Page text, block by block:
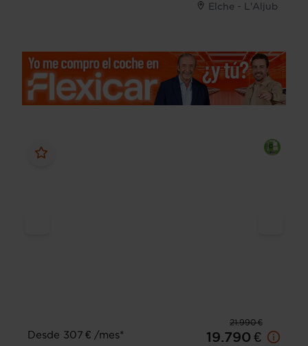
Elche - L'Aljub
21.990 €
Desde 307 € /mes*
19.790 €